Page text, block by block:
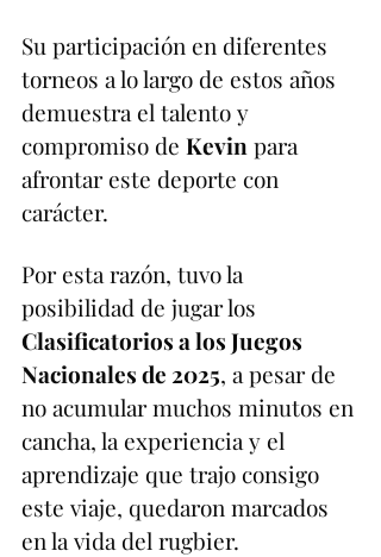
Su participación en diferentes
torneos a lo largo de estos años
demuestra el talento y
compromiso de Kevin para
afrontar este deporte con
carácter.
Por esta razón, tuvo la
posibilidad de jugar los
Clasificatorios a los Juegos
Nacionales de 2025, a pesar de
no acumular muchos minutos en
cancha, la experiencia y el
aprendizaje que trajo consigo
este viaje, quedaron marcados
en la vida del rugbier.